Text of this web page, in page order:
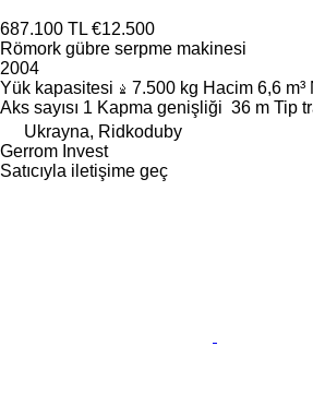
687.100 TL €12.500
Römork gübre serpme makinesi
2004
Yük kapasitesi
7.500 kg Hacim 6,6 m³
Aks sayısı 1 Kapma genişliği 36 m Tip
Ukrayna, Ridkoduby
Gerrom Invest
Satıcıyla iletişime geç